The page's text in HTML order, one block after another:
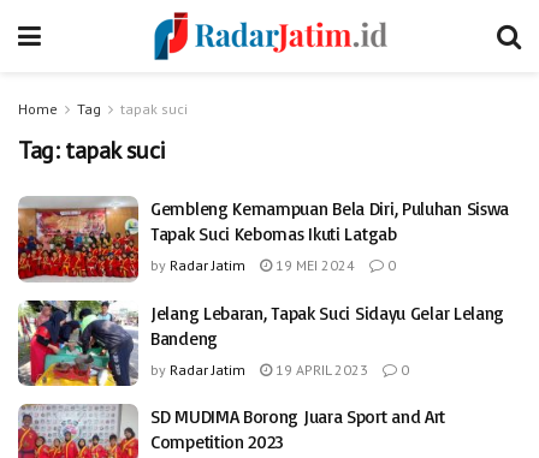
Home Tag tapak suci
Tag:tapak suci
Gembleng Kemampuan Bela Diri, Puluhan Siswa
Tapak Suci Kebomas Ikuti Latgab
by Radar Jatim 19 MEI 2024 0
Jelang Lebaran, Tapak Suci Sidayu Gelar Lelang
Bandeng
by Radar Jatim 19 APRIL 2023 0
SD MUDIMA Borong Juara Sport and Art
Competition 2023